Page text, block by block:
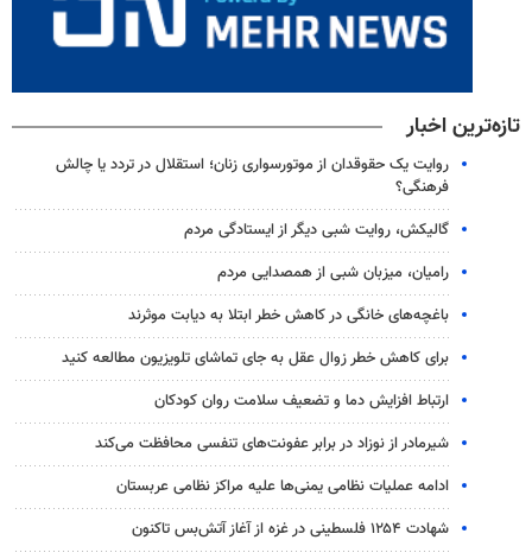
تازه‌ترین اخبار
روایت یک حقوقدان از موتورسواری زنان؛ استقلال در تردد یا چالش
فرهنگی؟
گالیکش، روایت شبی دیگر از ایستادگی مردم
رامیان، میزبان شبی از همصدایی مردم
باغچه‌های خانگی در کاهش خطر ابتلا به دیابت موثرند
برای کاهش خطر زوال عقل به جای تماشای تلویزیون مطالعه کنید
ارتباط افزایش دما و تضعیف سلامت روان کودکان
شیرمادر از نوزاد در برابر عفونت‌های تنفسی محافظت می‌کند
ادامه عملیات نظامی یمنی‌ها علیه مراکز نظامی عربستان
شهادت ۱۲۵۴ فلسطینی در غزه از آغاز آتش‌بس تاکنون